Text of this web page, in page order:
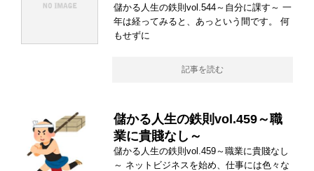
儲かる人生の鉄則vol.544～自分に課す～ 一
年は経ってみると、あっという間です。 何
もせずに
記事を読む
儲かる人生の鉄則vol.459～職
業に貴賤なし～
儲かる人生の鉄則vol.459～職業に貴賤なし
～ ネットビジネスを始め、仕事には色々な